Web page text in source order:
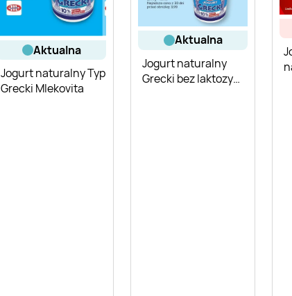
aktualna
Jogurt naturalny Typ
Grecki Mlekovita
aktualna
Jogurt naturalny
Grecki bez laktozy